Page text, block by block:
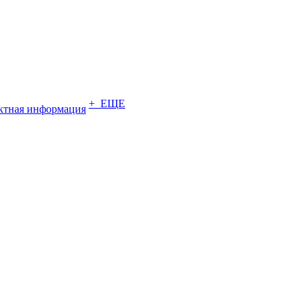
информация + ЕЩЕ